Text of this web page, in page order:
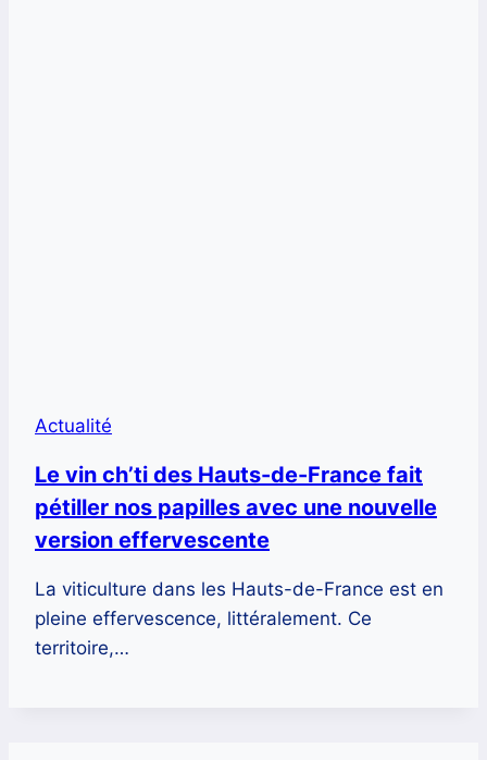
Actualité
Le vin ch’ti des Hauts-de-France fait
pétiller nos papilles avec une nouvelle
version effervescente
La viticulture dans les Hauts-de-France est en
pleine effervescence, littéralement. Ce
territoire,…